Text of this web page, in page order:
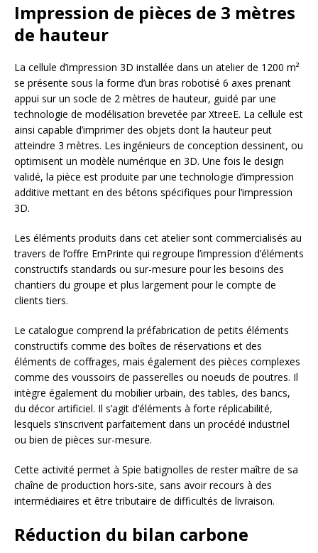
Impression de pièces de 3 mètres
de hauteur
La cellule d’impression 3D installée dans un atelier de 1200 m²
se présente sous la forme d’un bras robotisé 6 axes prenant
appui sur un socle de 2 mètres de hauteur, guidé par une
technologie de modélisation brevetée par XtreeE. La cellule est
ainsi capable d’imprimer des objets dont la hauteur peut
atteindre 3 mètres. Les ingénieurs de conception dessinent, ou
optimisent un modèle numérique en 3D. Une fois le design
validé, la pièce est produite par une technologie d’impression
additive mettant en des bétons spécifiques pour l’impression
3D.
Les éléments produits dans cet atelier sont commercialisés au
travers de l’offre EmPrinte qui regroupe l’impression d’éléments
constructifs standards ou sur-mesure pour les besoins des
chantiers du groupe et plus largement pour le compte de
clients tiers.
Le catalogue comprend la préfabrication de petits éléments
constructifs comme des boîtes de réservations et des
éléments de coffrages, mais également des pièces complexes
comme des voussoirs de passerelles ou noeuds de poutres. Il
intègre également du mobilier urbain, des tables, des bancs,
du décor artificiel. Il s’agit d’éléments à forte réplicabilité,
lesquels s’inscrivent parfaitement dans un procédé industriel
ou bien de pièces sur-mesure.
Cette activité permet à Spie batignolles de rester maître de sa
chaîne de production hors-site, sans avoir recours à des
intermédiaires et être tributaire de difficultés de livraison.
Réduction du bilan carbone